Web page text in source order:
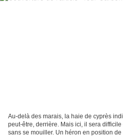
Au-delà des marais, la haie de cyprès
peut-être, derrière. Mais ici, il sera
sans se mouiller. Un héron en position